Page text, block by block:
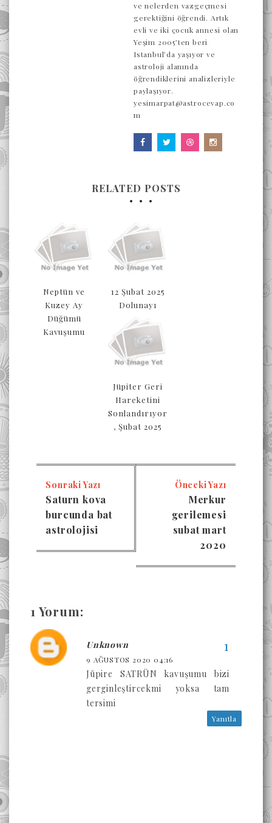
ve nelerden vazgeçmesi
gerektiğini öğrendi. Artık
evli ve iki çocuk annesi olan
Yeşim 2005’ten beri
Istanbul’da yaşıyor ve
astroloji alanında
öğrendiklerini analizleriyle
paylaşıyor.
yesimarpat@astrocevap.co
m
RELATED POSTS
Neptün ve
Kuzey Ay
Düğümü
Kavuşumu
12 Şubat 2025
Dolunayı
Jüpiter Geri
Hareketini
Sonlandırıyor
, Şubat 2025
Sonraki Yazı
Saturn kova
burcunda bat
astrolojisi
Önceki Yazı
Merkur
gerilemesi
subat mart
2020
1 Yorum:
Unknown
9 AĞUSTOS 2020 04:16
Jüpire SATRÜN kavuşumu bizi
gerginleştircekmi yoksa tam
tersimi
Yanıtla